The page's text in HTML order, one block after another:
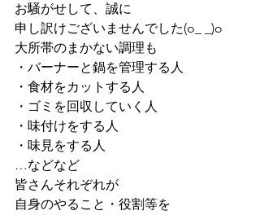
お騒がせして、誠に
申し訳けございませんでした(o_ _)o
大所帯のまかない調理も
・バーナーと鍋を管理する人
・食材をカットする人
・ゴミを回収していく人
・味付けをする人
・味見をする人
…などなど
皆さんそれぞれが
自身のやること・役割等を